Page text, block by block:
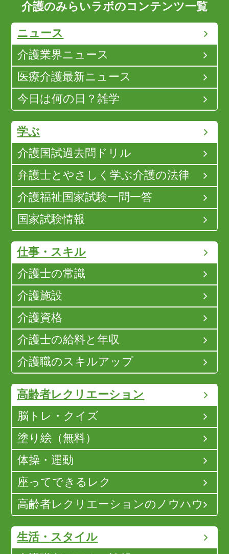
介護のみらいラボのコンテンツ一覧
ニュース
介護業界ニュース
医療介護最新ニュース
今日は何の日？雑学
学ぶ
介護国試過去問ドリル
弁護士とやさしく学ぶ介護の法律
介護福祉国家試験一問一答
国家試験情報
仕事・スキル
介護士の常識
介護施設
介護資格
介護士の給料と年収
介護職のスキルアップ
高齢者レクリエーション
脳トレ・クイズ
塗り絵（無料）
体操・運動
座ってできるレク
高齢者レクリエーションのノウハウ
生活・スタイル